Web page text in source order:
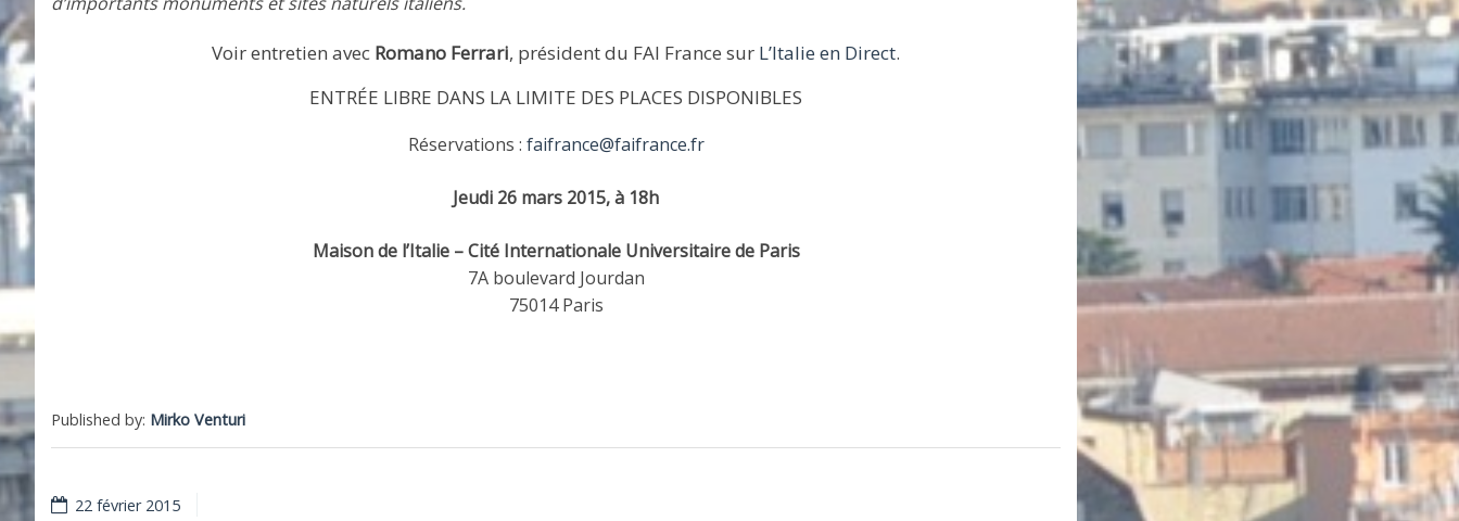
Voir entretien avec Romano Ferrari, président du FAI France sur L’Italie en Direct.
ENTRÉE LIBRE DANS LA LIMITE DES PLACES DISPONIBLES
Réservations : faifrance@faifrance.fr
Jeudi 26 mars 2015, à 18h
Maison de l’Italie – Cité Internationale Universitaire de Paris
7A boulevard Jourdan
75014 Paris
Published by: Mirko Venturi
22 février 2015